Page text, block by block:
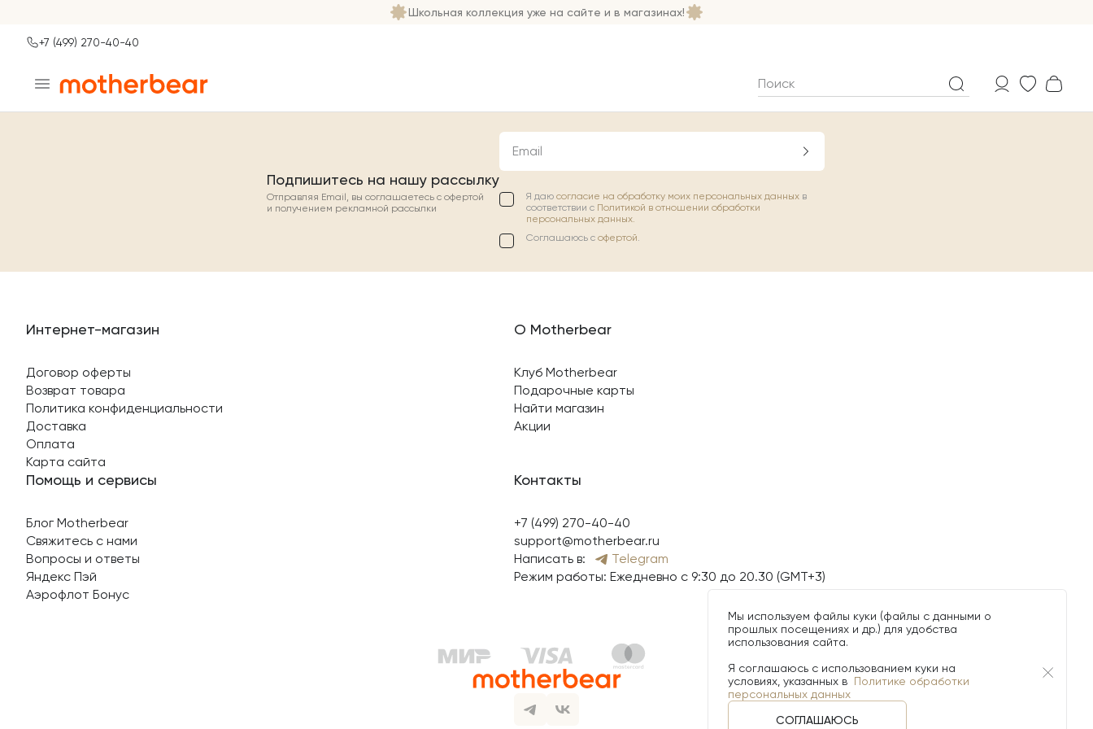
Школьная коллекция уже на сайте и в магазинах!
Ваш город
+7 (499) 270-40-40
Подпишитесь на нашу рассылку
Отправляя Email, вы соглашаетесь с офертой
и получением рекламной рассылки
Email
Я даю согласие на обработку моих персональных данных в
соответствии с Политикой в отношении обработки
персональных данных.
Соглашаюсь с офертой.
Интернет-магазин
Договор оферты
Возврат товара
Политика конфиденциальности
Доставка
Оплата
Карта сайта
О Motherbear
Клуб Motherbear
Подарочные карты
Найти магазин
Акции
Помощь и сервисы
Блог Motherbear
Свяжитесь с нами
Вопросы и ответы
Яндекс Пэй
Аэрофлот Бонус
Контакты
+7 (499) 270-40-40
support@motherbear.ru
Написать в:
Telegram
Режим работы: Ежедневно с 9:30 до 20.30 (GMT+3)
Мы используем файлы куки (файлы с данными о
прошлых посещениях и др.) для удобства
использования сайта.
Я соглашаюсь с использованием куки на
условиях, указанных в Политике обработки
персональных данных
СОГЛАШАЮСЬ